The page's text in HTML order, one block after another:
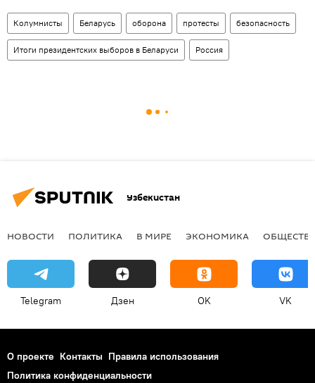
Колумнисты Беларусь оборона протесты безопасность
Итоги президентских выборов в Беларуси Россия
Узбекистан
НОВОСТИ ПОЛИТИКА В МИРЕ ЭКОНОМИКА
Telegram Дзен OK VK
О проекте Контакты Правила использования
Политика конфиденциальности